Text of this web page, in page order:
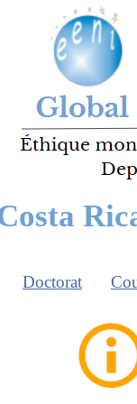
Doctorat